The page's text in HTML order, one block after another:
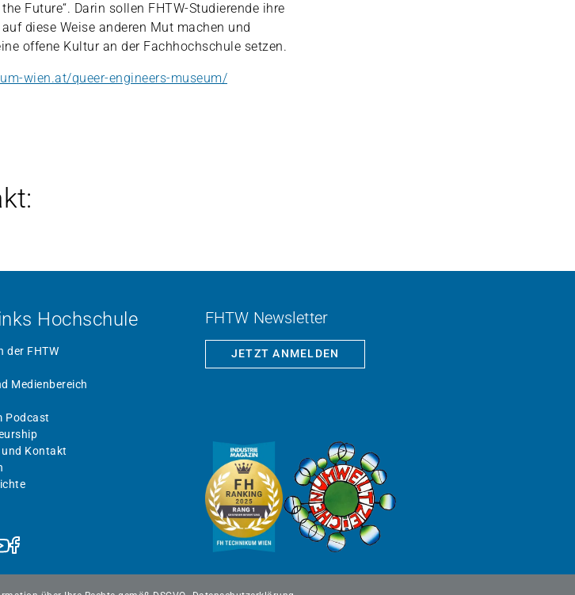
Future“. Darin sollen FHTW-Studierende ihre
diese Weise anderen Mut machen und
offene Kultur an der Fachhochschule setzen.
wien.at/queer-engineers-museum/
Hochschule
der FHTW
Medienbereich
Podcast
Kontakt
FHTW Newsletter
JETZT ANMELDEN